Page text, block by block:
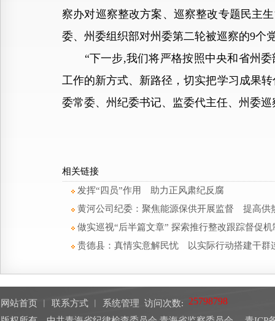
察办对巡察整改方案、巡察整改专题民主
委、州委组织部对州委第二轮被巡察的9个
“下一步,我们将严格按照中央和省州委
工作的新方式、新路径，切实把学习成果
委常委、州纪委书记、监委代主任、州委
相关链接
发挥“四员”作用 助力正风肃纪反腐
黄河公司纪委：聚焦能源保供开展监督 提高供
做实巡视“后半篇文章” 探索推行整改跟踪督促机
贵德县：真情实意解民忧 以实际行动搭建干群
网站首页 联系方式 系统管理 访问次数: